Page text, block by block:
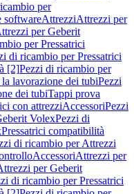
per
softwareAttrezziAttrezzi per
per Geberit
per Pressatrici
di ricambio per Pressatrici
[2]Pezzi di ricambio per
lavorazione dei tubiPezzi
dei tubiTappi prova
con attrezziAccessoriPezzi
VolexPezzi di
Pressatrici compatibilità
di ricambio per Attrezzi
AccessoriAttrezzi per
per Geberit
di ricambio per Pressatrici